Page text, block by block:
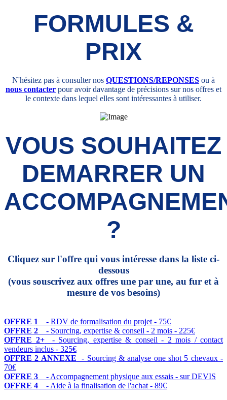
FORMULES &
PRIX
N'hésitez pas à consulter nos QUESTIONS/REPONSES ou à
nous contacter pour avoir davantage de précisions sur nos offres et
le contexte dans lequel elles sont intéressantes à utiliser.
VOUS SOUHAITEZ
DEMARRER UN
?
Cliquez sur l'offre qui vous intéresse dans la liste ci-
dessous
(vous souscrivez aux offres une par une, au fur et à
mesure de vos besoins)
OFFRE 1
- RDV de formalisation du projet - 75€
OFFRE 2 - Sourcing, expertise & conseil - 2 mois - 225€
OFFRE 2+- Sourcing, expertise & conseil - 2 mois / contact
vendeurs inclus - 325€
OFFRE 2 ANNEXE - Sourcing & analyse one shot 5 chevaux -
70€
OFFRE 3 - Accompagnement physique aux essais - sur DEVIS
OFFRE 4 - Aide à la finalisation de l'achat - 89€